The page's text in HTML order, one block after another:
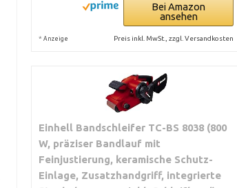
Bei Amazon
ansehen
* Anzeige Preis inkl. MwSt., zzgl. Versandkosten
Einhell Bandschleifer TC-BS 8038 (800
W, präziser Bandlauf mit
Feinjustierung, keramische Schutz-
Einlage, Zusatzhandgriff, integrierte